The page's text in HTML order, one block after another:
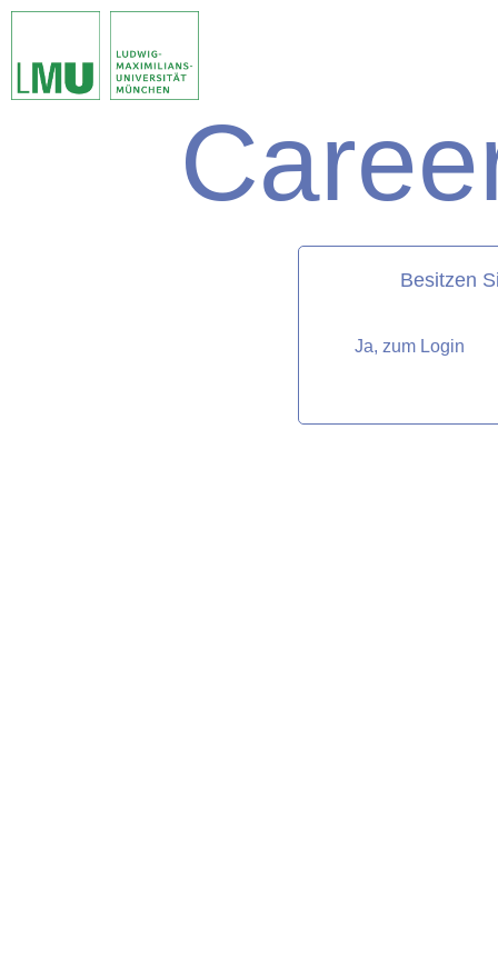
Besitzen
Ja, zum Login